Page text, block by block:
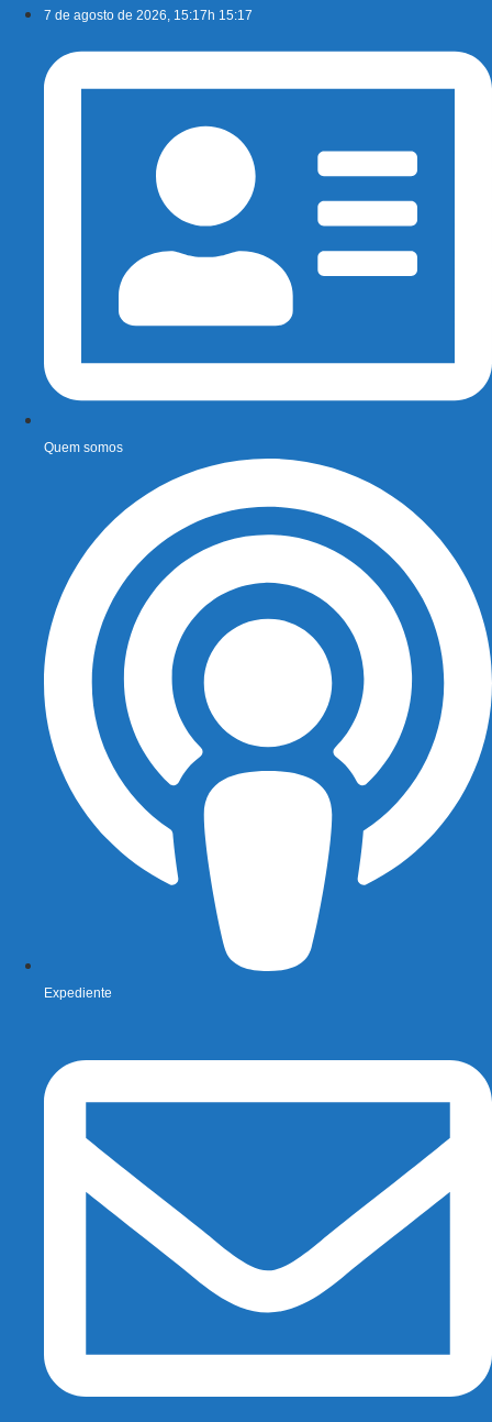
conteúdo
7 de agosto de 2026, 15:17h 15:17
Quem somos
Expediente